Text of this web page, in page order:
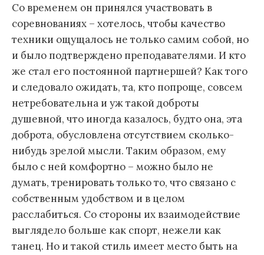
Со временем он принялся участвовать в
соревнованиях – хотелось, чтобы качество
техники ощущалось не только самим собой, но
и было подтверждено преподавателями. И кто
же стал его постоянной партнершей? Как того
и следовало ожидать, та, кто попроще, совсем
нетребовательна и уж такой доброты
душевной, что иногда казалось, будто она, эта
доброта, обусловлена отсутствием сколько-
нибудь зрелой мысли. Таким образом, ему
было с ней комфортно – можно было не
думать, тренировать только то, что связано с
собственным удобством и в целом
расслабиться. Со стороны их взаимодействие
выглядело больше как спорт, нежели как
танец. Но и такой стиль имеет место быть на